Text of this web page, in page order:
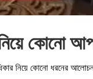
কোনো
নিয়ে কোনো ধরনের